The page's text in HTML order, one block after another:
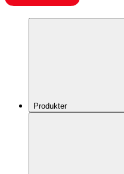
Produkter